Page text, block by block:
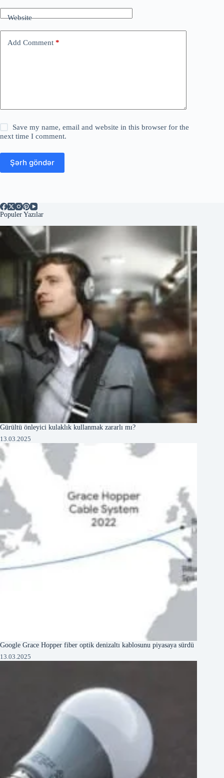
Website
Add Comment *
Save my name, email and website in this browser for the
next time I comment.
Şərh göndər
Populer Yazılar
Gürültü önleyici kulaklık kullanmak zararlı mı?
13.03.2025
Google Grace Hopper fiber optik denizaltı kablosunu piyasaya sürdü
13.03.2025